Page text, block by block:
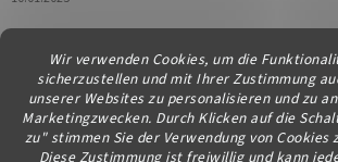
Wir verwenden Cookies, um die
sicherzustellen und mit Ihrer Zustimmung
unserer Websites zu personalisieren und zu
Marketingzwecken. Durch Klicken auf die
zu" stimmen Sie der Verwendung von Cookies
Diese Zustimmung ist freiwillig und kann
Kontakt
info@diagstore.at